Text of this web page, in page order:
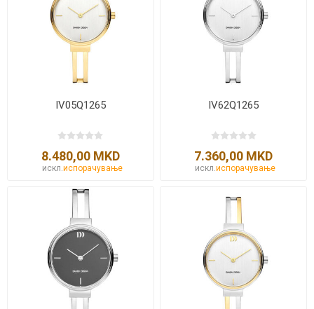
IV05Q1265
8.480,00 MKD
искл. испорачување
IV62Q1265
7.360,00 MKD
искл.испорачување